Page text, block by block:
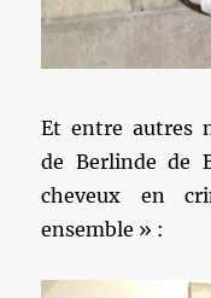
Et entre autres
de Berlinde de
cheveux en
ensemble » :